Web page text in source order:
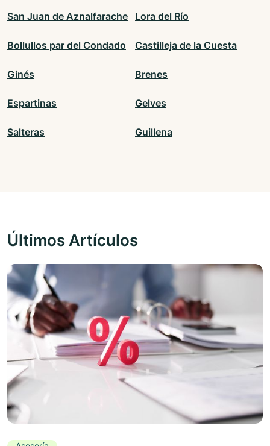
San Juan de Aznalfarache Lora del Río
Bollullos par del Condado Castilleja de la Cuesta
Ginés Brenes
Espartinas Gelves
Salteras Guillena
Últimos Artículos